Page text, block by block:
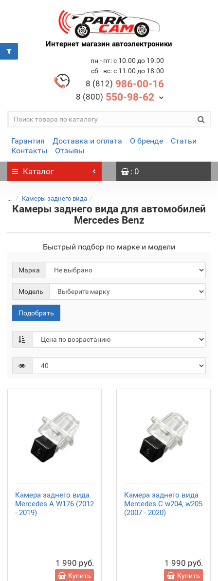
Интернет магазин автоэлектроники
пн - пт: с 10.00 до 19.00
сб - вс: с 11.00 до 18.00
8 (812) 986-00-16
8 (800) 550-98-62
Гарантия Доставка и оплата О бренде
Статьи
Контакты
Отзывы
Каталог : 0
... Камеры заднего вида
Камеры заднего вида для автомобилей
Mercedes Benz
Быстрый подбор по марке и модели
Марка
Модель
Подобрать
Камера заднего вида
Mercedes A W176 (2012
- 2019)
1 990 руб.
Купить
Камера заднего вида
Mercedes C w204, w205
(2007 - 2020)
1 990 руб.
Купить